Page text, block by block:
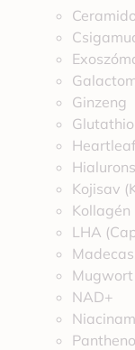
Ginzeng
Kojisav
Kollagén
LHA
NAD+